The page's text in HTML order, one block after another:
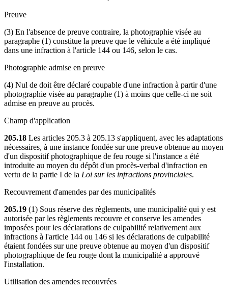
Preuve
(3) En l'absence de preuve contraire, la photographie visée au
paragraphe (1) constitue la preuve que le véhicule a été impliqué
dans une infraction à l'article 144 ou 146, selon le cas.
Photographie admise en preuve
(4) Nul de doit être déclaré coupable d'une infraction à partir d'une
photographie visée au paragraphe (1) à moins que celle-ci ne soit
admise en preuve au procès.
Champ d'application
205.18 Les articles 205.3 à 205.13 s'appliquent, avec les adaptations
nécessaires, à une instance fondée sur une preuve obtenue au moyen
d'un dispositif photographique de feu rouge si l'instance a été
introduite au moyen du dépôt d'un procès-verbal d'infraction en
vertu de la partie I de la Loi sur les infractions provinciales.
Recouvrement d'amendes par des municipalités
205.19 (1) Sous réserve des règlements, une municipalité qui y est
autorisée par les règlements recouvre et conserve les amendes
imposées pour les déclarations de culpabilité relativement aux
infractions à l'article 144 ou 146 si les déclarations de culpabilité
étaient fondées sur une preuve obtenue au moyen d'un dispositif
photographique de feu rouge dont la municipalité a approuvé
l'installation.
Utilisation des amendes recouvrées